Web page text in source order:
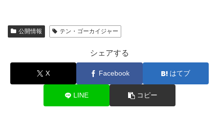
公開情報 テン・ゴーカイジャー
シェアする
X Facebook はてブ
LINE コピー